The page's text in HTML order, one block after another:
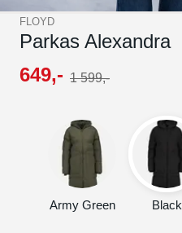
FLOYD
Parkas Alexandra
649,- 1 599,-
Army Green Black